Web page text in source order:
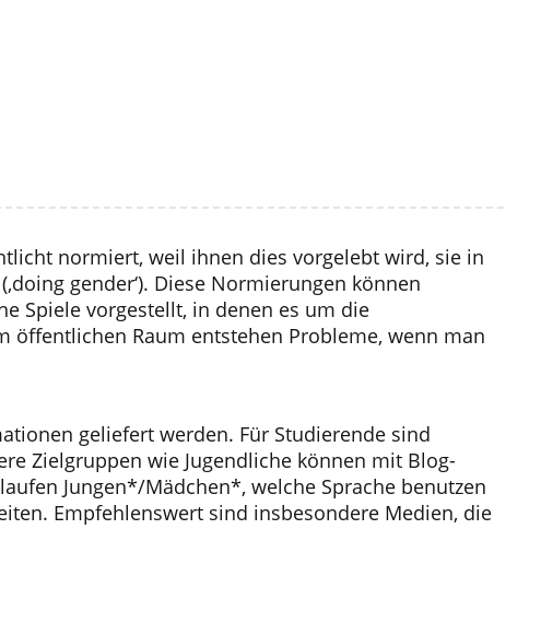
normiert, weil ihnen dies vorgelebt wird, sie in
gender‘). Diese Normierungen können
Spiele vorgestellt, in denen es um die
öffentlichen Raum entstehen Probleme, wenn man
geliefert werden. Für Studierende sind
Zielgruppen wie Jugendliche können mit Blog-
Jungen*/Mädchen*, welche Sprache benutzen
Empfehlenswert sind insbesondere Medien, die